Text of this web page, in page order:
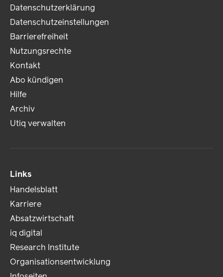
Datenschutzerklärung
Datenschutzeinstellungen
Barrierefreiheit
Nutzungsrechte
Kontakt
Abo kündigen
Hilfe
Archiv
Utiq verwalten
Links
Handelsblatt
Karriere
Absatzwirtschaft
iq digital
Research Institute
Organisationsentwicklung